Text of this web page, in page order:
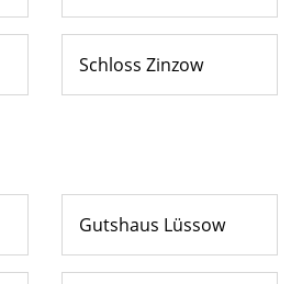
Schloss Zinzow
Gutshaus Lüssow